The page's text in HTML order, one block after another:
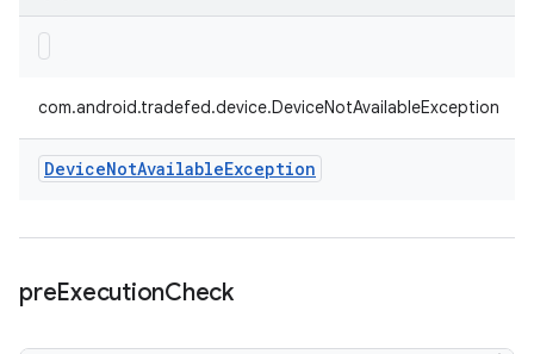
com.android.tradefed.device.DeviceNotAvailableException
DeviceNotAvailableException
preExecutionCheck